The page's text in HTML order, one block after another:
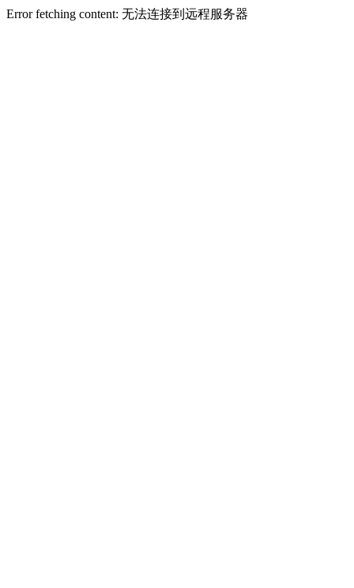
Error fetching content: 无法连接到远程服务器